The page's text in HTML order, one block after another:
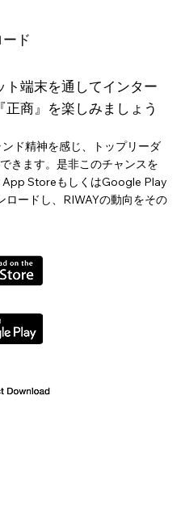
ド
ト端末を通してインター
商』を楽しみましょう
ド精神を感じ、トップリーダ
きます。是非このチャンスを
StoreもしくはGoogle Play
ードし、RIWAYの動向をその